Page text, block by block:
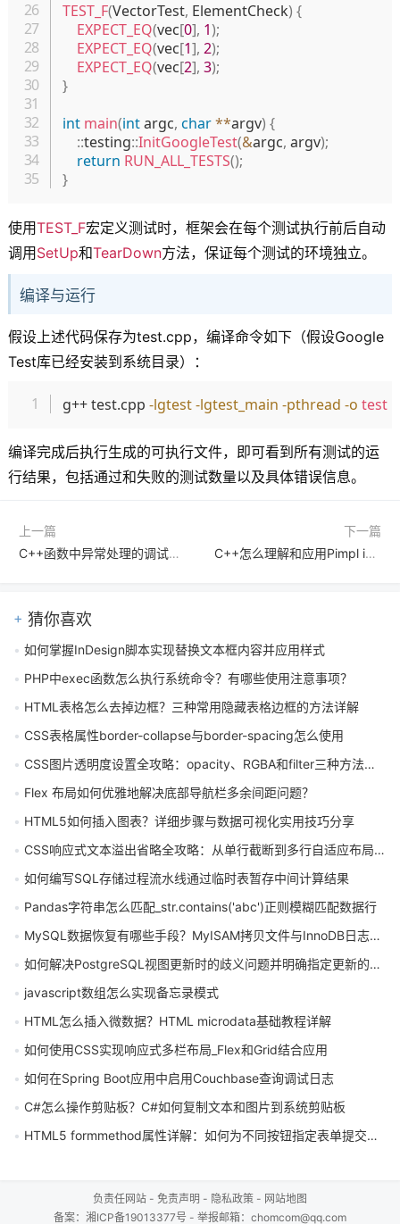
TEST_F(VectorTest, ElementCheck) {
EXPECT_EQ(vec[0], 1);
EXPECT_EQ(vec[1], 2);
EXPECT_EQ(vec[2], 3);
}
int main(int argc, char**argv) {
::testing::InitGoogleTest(&argc, argv);
return RUN_ALL_TESTS();
}
使用TEST_F宏定义测试时，框架会在每个测试执行前后自动
调用 SetUp和TearDown方法，保证每个测试的环境独立。
编译与运行
假设上述代码保存为test.cpp，编译命令如下（假设Google
Test库已经安装到系统目录）：
g++ test.cpp -lgtest-lgtest_main -pthread -o test
复制
编译完成后执行生成的可执行文件，即可看到所有测试的运
行结果，包括通过和失败的测试数量以及具体错误信息。
上一篇
C++函数中异常处理的调试技巧是什么
下一篇
C++怎么理解和应用Pimpl idiom实现编译防火墙解耦项目编译依赖
猜你喜欢
如何掌握InDesign脚本实现替换文本框内容并应用样式
PHP中exec函数怎么执行系统命令？有哪些使用注意事项？
HTML表格怎么去掉边框？三种常用隐藏表格边框的方法详解
CSS表格属性border-collapse与border-spacing怎么使用
CSS图片透明度设置全攻略：opacity、RGBA和filter三种方法详解
Flex 布局如何优雅地解决底部导航栏多余间距问题？
HTML5如何插入图表？详细步骤与数据可视化实用技巧分享
CSS响应式文本溢出省略全攻略：从单行截断到多行自适应布局优化
如何编写SQL存储过程流水线通过临时表暂存中间计算结果
Pandas字符串怎么匹配_str.contains('abc')正则模糊匹配数据行
MySQL数据恢复有哪些手段？MyISAM拷贝文件与InnoDB日志恢复怎么操作
如何解决PostgreSQL视图更新时的歧义问题并明确指定更新的基表
javascript数组怎么实现备忘录模式
HTML怎么插入微数据？HTML microdata基础教程详解
如何使用CSS实现响应式多栏布局_Flex和Grid结合应用
如何在Spring Boot应用中启用Couchbase查询调试日志
C#怎么操作剪贴板？C#如何复制文本和图片到系统剪贴板
HTML5 formmethod属性详解：如何为不同按钮指定表单提交方法
负责任网站 - 免责声明 - 隐私政策 - 网站地图
备案： 湘ICP备19013377号 - 举报邮箱：chomcom@qq.com